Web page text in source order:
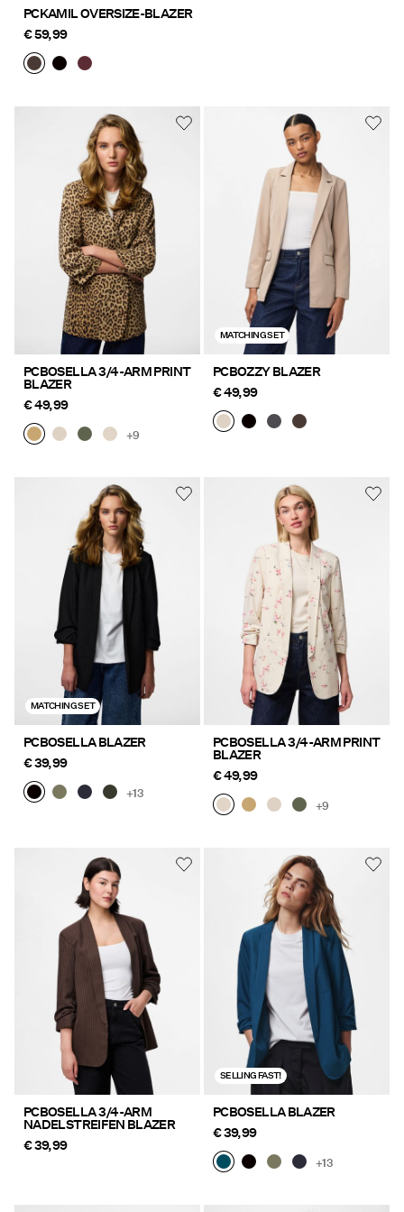
PCKAMIL OVERSIZE-BLAZER
€ 59,99
PCBOSELLA 3/4-ARM PRINT
BLAZER
€ 49,99
+9
MATCHING SET
PCBOZZY BLAZER
€ 49,99
MATCHING SET
PCBOSELLA BLAZER
€ 39,99
+13
PCBOSELLA 3/4-ARM PRINT
BLAZER
€ 49,99
+9
PCBOSELLA 3/4-ARM
NADELSTREIFEN BLAZER
€ 39,99
SELLING FAST!
PCBOSELLA BLAZER
€ 39,99
+13